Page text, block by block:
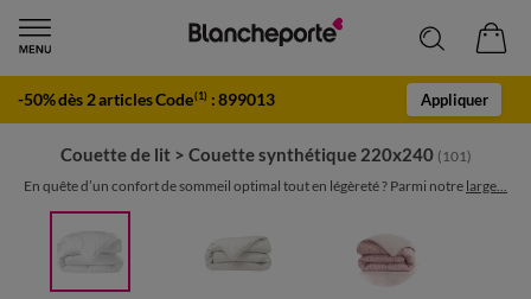
-50% dès 2 articles Code(1) :899013 Appliquer
Couette de lit > Couette synthétique 220x240 (101)
En quête d’un confort de sommeil optimal tout en légèreté ? Parmi notre large...